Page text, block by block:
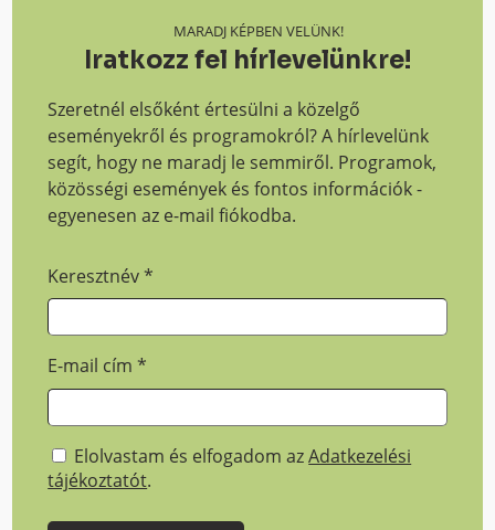
MARADJ KÉPBEN VELÜNK!
Iratkozz fel hírlevelünkre!
Szeretnél elsőként értesülni a közelgő
eseményekről és programokról? A hírlevelünk
segít, hogy ne maradj le semmiről. Programok,
közösségi események és fontos információk -
egyenesen az e-mail fiókodba.
Keresztnév*
E-mail cím*
Elolvastam és elfogadom azAdatkezelési
tájékoztatót.